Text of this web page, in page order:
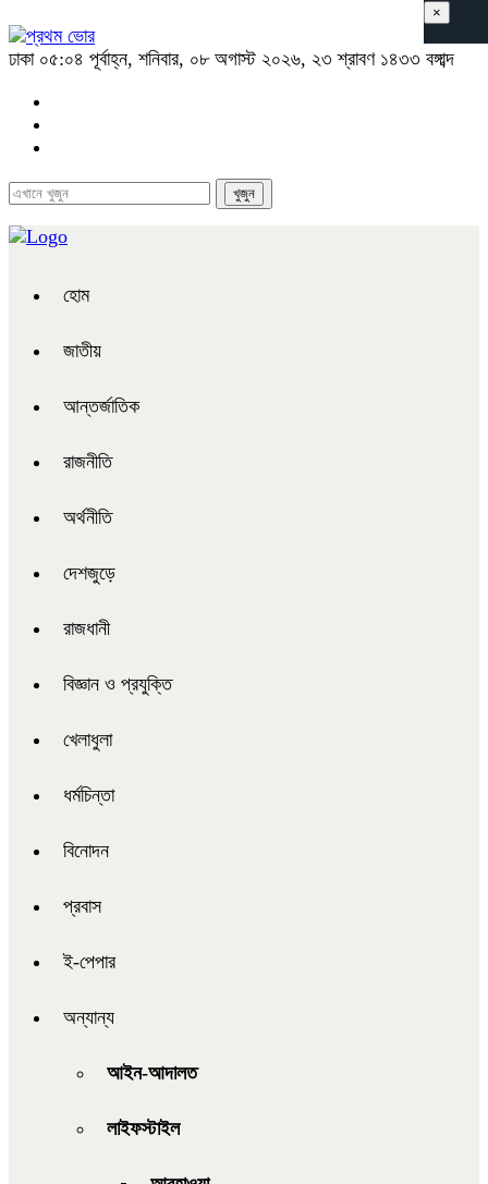
ঢাকা ০৫:০৪ পূর্বাহ্ন, শনিবার, ০৮ অগাস্ট ২০২৬, ২৩ শ্রাবণ ১৪৩৩ বঙ্গাব্দ
হোম
জাতীয়
আন্তর্জাতিক
রাজনীতি
অর্থনীতি
দেশজুড়ে
রাজধানী
বিজ্ঞান ও প্রযুক্তি
খেলাধুলা
ধর্মচিন্তা
বিনোদন
প্রবাস
ই-পেপার
অন্যান্য
আইন-আদালত
লাইফস্টাইল
×